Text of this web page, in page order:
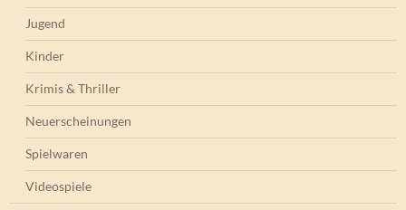
Jugend
Kinder
Krimis & Thriller
Neuerscheinungen
Spielwaren
Videospiele